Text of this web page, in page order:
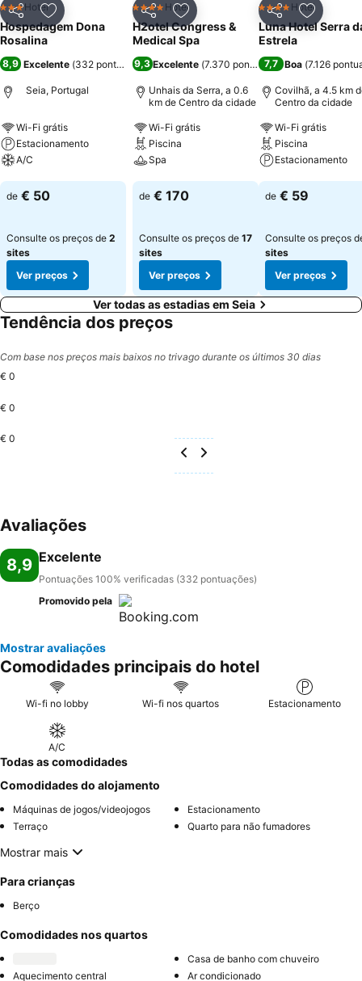
PartilharAdicionar aos favoritos
3 Estrelas
Hotel
Hospedagem Dona
Rosalina
8,9 Excelente (332 pontuações)
Seia, Portugal
Wi-Fi grátis
Estacionamento
A/C
Ver preços
de € 50
Consulte os preços de 2
sites
Ver preços
PartilharAdicionar aos favoritos
4 EstrelasHotel
H2otel Congress &
Medical Spa
9,3 Excelente (7.370 pontuações)
Unhais da Serra, a 0.6
km de Centro da cidade
Wi-Fi grátis
Piscina
Spa
Ver preços
de € 170
Consulte os preços de 17
sites
Ver preços
Partilhar
4 EstrelasHotel
Luna Hotel Serra
Estrela
7,7 Boa (7.126
Covilhã, a 4.5 km
Centro da cidade
Wi-Fi grátis
Piscina
Estacionamento
Ver preços
de € 59
Consulte os preços
sites
Ver preços
Ver todas as estadias em Seia
Tendência dos preços
Com base nos preços mais baixos no trivago durante os últimos 30 dias
€ 0
€ 0
€ 0
Avaliações
8,9 Excelente
Pontuações 100% verificadas (332 pontuações)
Promovido pela
Mostrar avaliações
Comodidades principais do hotel
Wi-fi no lobby Wi-fi nos quartos Estacionamento
A/C
Todas as comodidades
Comodidades do alojamento
Máquinas de jogos/videojogos
Estacionamento
Terraço
Quarto para não fumadores
Mostrar mais
Para crianças
Berço
Comodidades nos quartos
Casa de banho com chuveiro
Aquecimento central
Ar condicionado